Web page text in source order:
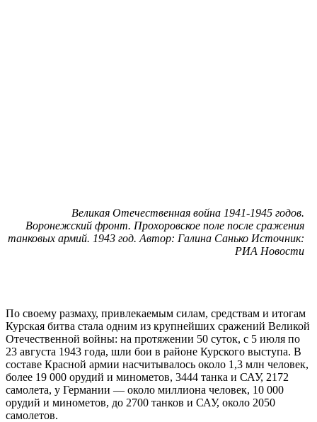
Великая Отечественная война 1941-1945 годов.
Воронежский фронт. Прохоровское поле после сражения
танковых армий. 1943 год. Автор: Галина Санько Источник:
РИА Новости
По своему размаху, привлекаемым силам, средствам и итогам
Курская битва стала одним из крупнейших сражений Великой
Отечественной войны: на протяжении 50 суток, с 5 июля по
23 августа 1943 года, шли бои в районе Курского выступа. В
составе Красной армии насчитывалось около 1,3 млн человек,
более 19 000 орудий и минометов, 3444 танка и САУ, 2172
самолета, у Германии — около миллиона человек, 10 000
орудий и минометов, до 2700 танков и САУ, около 2050
самолетов.